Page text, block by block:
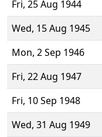
Fri, 25 Aug 1944
Wed, 15 Aug 1945
Mon, 2 Sep 1946
Fri, 22 Aug 1947
Fri, 10 Sep 1948
Wed, 31 Aug 1949